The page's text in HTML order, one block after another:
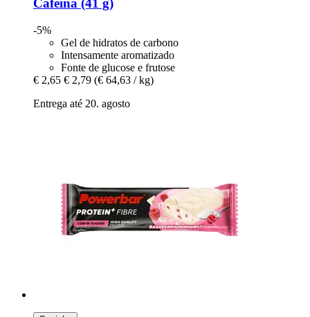
Cafeína (41 g)
-5%
Gel de hidratos de carbono
Intensamente aromatizado
Fonte de glucose e frutose
€ 2,65 € 2,79 (€ 64,63 / kg)
Entrega até 20. agosto